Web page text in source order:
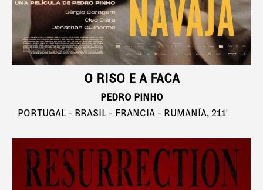
O RISO E A FACA
PEDRO PINHO
PORTUGAL - BRASIL - FRANCIA - RUMANÍA, 211'